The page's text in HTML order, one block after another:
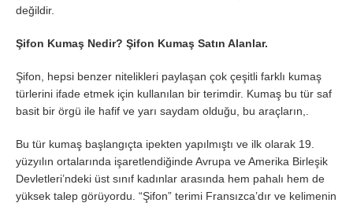
değildir.
Şifon Kumaş Nedir? Şifon Kumaş Satın Alanlar.
Şifon, hepsi benzer nitelikleri paylaşan çok çeşitli farklı kumaş
türlerini ifade etmek için kullanılan bir terimdir. Kumaş bu tür saf
basit bir örgü ile hafif ve yarı saydam olduğu, bu araçların,.
Bu tür kumaş başlangıçta ipekten yapılmıştı ve ilk olarak 19.
yüzyılın ortalarında işaretlendiğinde Avrupa ve Amerika Birleşik
Devletleri’ndeki üst sınıf kadınlar arasında hem pahalı hem de
yüksek talep görüyordu. “Şifon” terimi Fransızca’dır ve kelimenin